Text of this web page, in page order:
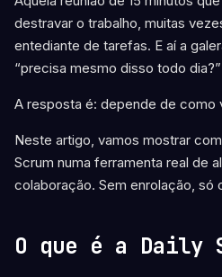
destravar o trabalho, muitas
entediante de tarefas. E aí a
“precisa mesmo disso todo dia?”
A resposta é: depende de como
Neste artigo, vamos mostrar
Scrum numa ferramenta real de
colaboração. Sem enrolação, só
O que é a Daily